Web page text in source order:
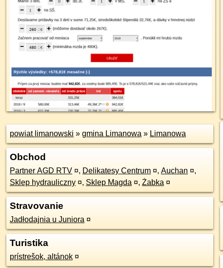
powiat limanowski » gmina Limanowa » Limanowa
Obchod
Partner AGD RTV ¤, Delikatesy Centrum ¤, Auchan ¤,
Sklep hydrauliczny ¤, Sklep Magda ¤, Żabka ¤
Stravovanie
Jadłodajnia u Juniora ¤
Turistika
prístrešok, altánok ¤